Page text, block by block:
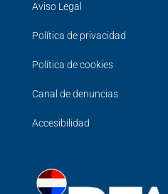
Aviso Legal
Política de privacidad
Política de cookies
Canal de denuncias
Accesibilidad